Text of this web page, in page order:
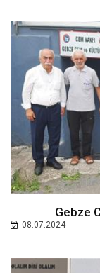
Gebze
08.07.2024